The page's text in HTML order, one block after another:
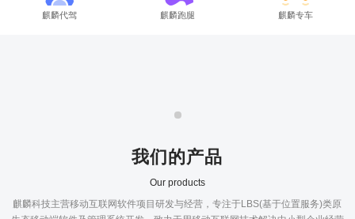
麒麟代驾 麒麟跑腿 麒麟专车
我们的产品
Our products
麒麟科技主营移动互联网软件项目研发与经营，专注于LBS(基于位置服务)类原